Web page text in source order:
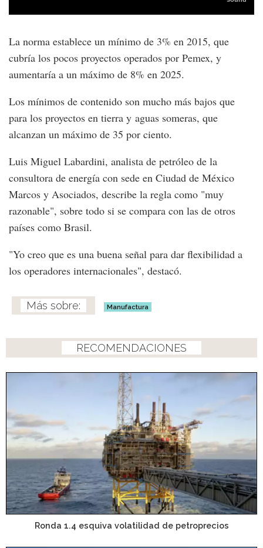
La norma establece un mínimo de 3% en 2015, que
cubría los pocos proyectos operados por Pemex, y
aumentaría a un máximo de 8% en 2025.
Los mínimos de contenido son mucho más bajos que
para los proyectos en tierra y aguas someras, que
alcanzan un máximo de 35 por ciento.
Luis Miguel Labardini, analista de petróleo de la
consultora de energía con sede en Ciudad de México
Marcos y Asociados, describe la regla como "muy
razonable", sobre todo si se compara con las de otros
países como Brasil.
"Yo creo que es una buena señal para dar flexibilidad a
los operadores internacionales", destacó.
Manufactura
RECOMENDACIONES
Ronda 1.4 esquiva volatilidad de petroprecios